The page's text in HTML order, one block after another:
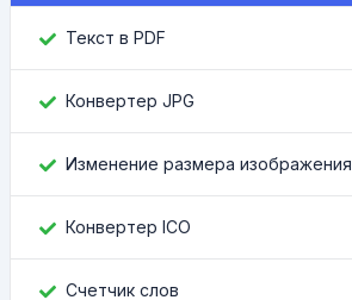
Текст в PDF
Конвертер JPG
Изменение размера изображения
Конвертер ICO
Счетчик слов